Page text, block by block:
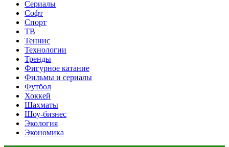
Сериалы
Софт
Спорт
ТВ
Теннис
Технологии
Тренды
Фигурное катание
Фильмы и сериалы
Футбол
Хоккей
Шахматы
Шоу-бизнес
Экология
Экономика